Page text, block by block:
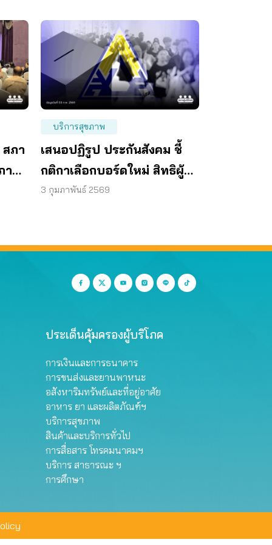
ภา
าพ
บริการสุขภาพ
เสนอปฏิรูป ประกันสังคม ชี้
กติกาเลือกบอร์ดใหม่ สิทธิผู้
ประกันตนหาย 80%
3 กุมภาพันธ์ 2569
ประเด็นคุ้มครองผู้บริโภค
การเงินและการธนาคาร
การขนส่งและยานพาหนะ
อสังหาริมทรัพย์และที่อยู่อาศัย
อาหาร ยา และผลิตภัณฑ์ฯ
บริการสุขภาพ
สินค้าและบริการทั่วไป
การสื่อสาร โทรคมนาคมฯ
บริการ สาธารณะ ฯ
การศึกษา